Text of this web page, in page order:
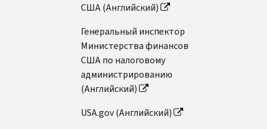
США (Английский)
Генеральный инспектор
Министерства финансов
США по налоговому
администрированию
(Английский)
USA.gov (Английский)